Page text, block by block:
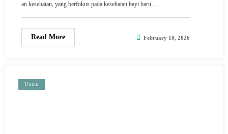
an kesehatan, yang berfokus pada kesehatan bayi baru…
Read More February 10, 2026
Untan